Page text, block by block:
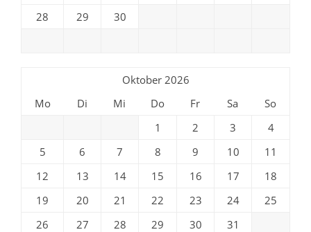
28
29 30
Oktober 2026
Mo
Di Mi Do Fr Sa
So
1
2 3
4
5
6 7 8 9 10
11
12
13 14 15 16 17
18
19
20 21 22 23 24
25
26
27 28 29 30 31